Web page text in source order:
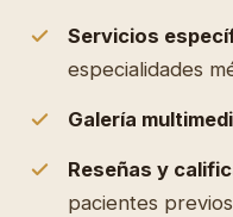
Servicios
especialidades
Galería
Reseñas y
pacientes previos